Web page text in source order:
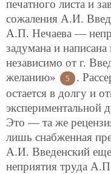
печатного листа и
сожаления А.И.
А.П. Нечаева —
задумана и
независимо от г.
желанию»
5
.
остается в долгу и
экспериментальной
Это — та же
лишь снабженная
А.И. Введенский еще
неприятия труда